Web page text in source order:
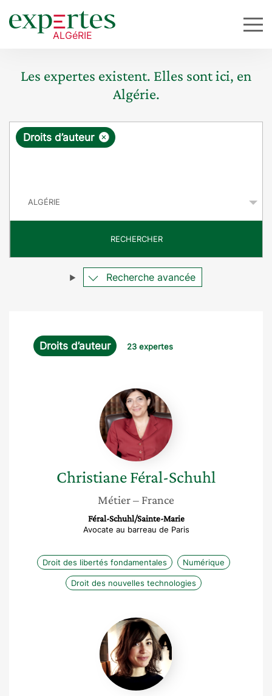
Les expertes existent. Elles sont ici, en
Algérie.
R
ê
e
×
Droits d’auteur
RECHERCHER
Recherche avancée
Droits d’auteur 23 expertes
Christiane
Féral-
Schuhl
ChristianeFéral-Schuhl
Métier– France
Féral-Schuhl/Sainte-Marie
Avocate au barreau de Paris
Droit des libertés fondamentales Numérique
Droit des nouvelles technologies
Virginie
Marquet